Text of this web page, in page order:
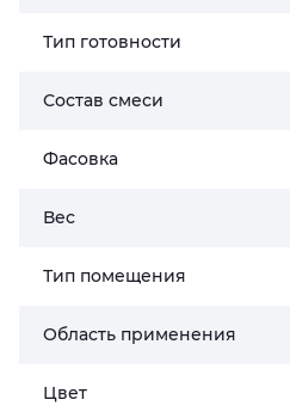
Тип готовности
Состав смеси
Фасовка
Вес
Тип помещения
Область применения
Цвет